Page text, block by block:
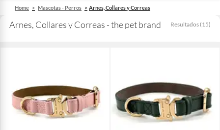
Home Mascotas - Perros Arnes, Collares y Correas
Arnes, Collares y Correas - the pet brand Resultados (15)